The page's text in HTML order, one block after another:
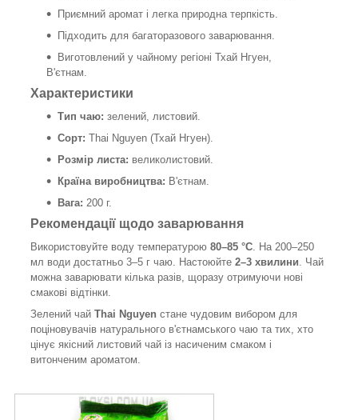
Приємний аромат і легка природна терпкість.
Підходить для багаторазового заварювання.
Виготовлений у чайному регіоні Тхай Нгуен,
В'єтнам.
Характеристики
Тип чаю: зелений, листовий.
Сорт: Thai Nguyen (Тхай Нгуен).
Розмір листа: великолистовий.
Країна виробництва: В'єтнам.
Вага: 200 г.
Рекомендації щодо заварювання
Використовуйте воду температурою 80–85 °C. На 200–250
мл води достатньо 3–5 г чаю. Настоюйте 2–3 хвилини. Чай
можна заварювати кілька разів, щоразу отримуючи нові
смакові відтінки.
Зелений чай Thai Nguyen стане чудовим вибором для
поціновувачів натурального в'єтнамського чаю та тих, хто
цінує якісний листовий чай із насиченим смаком і
витонченим ароматом.